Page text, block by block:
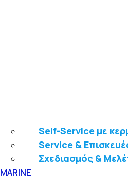
Self-Service με
Service &
Σχεδιασμός &
MARINE